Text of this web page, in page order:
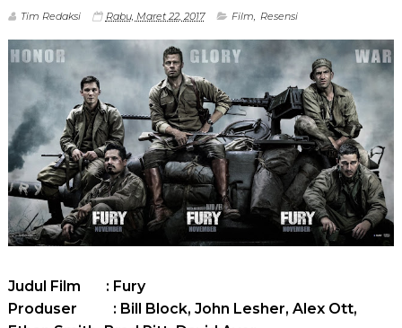
Tim Redaksi Rabu, Maret 22, 2017 Film, Resensi
Judul Film : Fury
Produser : Bill Block, John Lesher, Alex Ott,